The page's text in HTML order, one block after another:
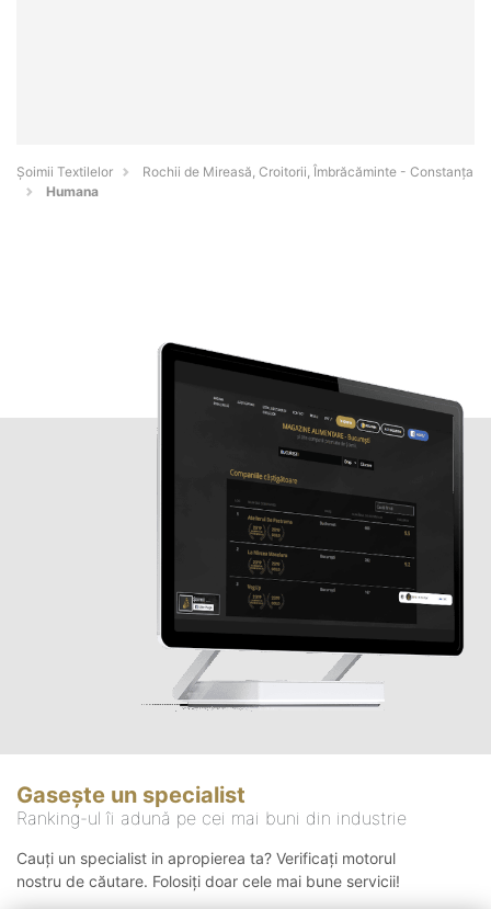
Șoimii Textilelor
Rochii de Mireasă, Croitorii, Îmbrăcăminte - Constanţa
Humana
Gasește un specialist
Ranking-ul îi adună pe cei mai buni din industrie
Cauți un specialist in apropierea ta? Verificați motorul
nostru de căutare. Folosiți doar cele mai bune servicii!